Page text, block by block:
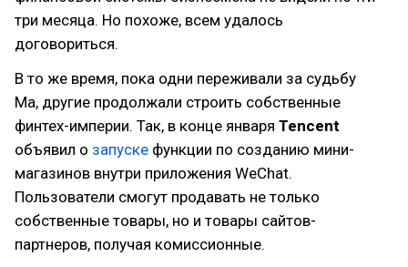
три месяца. Но похоже, всем удалось
договориться.
В то же время, пока одни переживали за судьбу
Ма, другие продолжали строить собственные
финтех-империи. Так, в конце января Tencent
объявил о запуске функции по созданию мини-
магазинов внутри приложения WeChat.
Пользователи смогут продавать не только
собственные товары, но и товары сайтов-
партнеров, получая комиссионные.